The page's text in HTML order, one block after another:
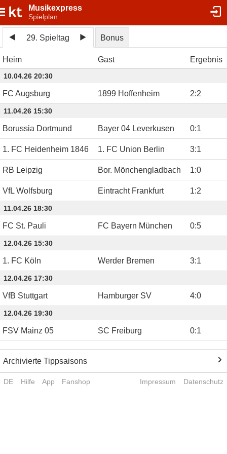
Musikexpress
Spielplan
29. Spieltag Bonus
Heim Gast Ergebnis
10.04.26 20:30
FC Augsburg 1899 Hoffenheim 2:2
11.04.26 15:30
Borussia Dortmund Bayer 04 Leverkusen 0:1
1. FC Heidenheim 1846 1. FC Union Berlin 3:1
RB Leipzig Bor. Mönchengladbach 1:0
VfL Wolfsburg Eintracht Frankfurt 1:2
11.04.26 18:30
FC St. Pauli FC Bayern München 0:5
12.04.26 15:30
1. FC Köln Werder Bremen 3:1
12.04.26 17:30
VfB Stuttgart Hamburger SV 4:0
12.04.26 19:30
FSV Mainz 05 SC Freiburg 0:1
Archivierte Tippsaisons
DE Hilfe App Fanshop Impressum Datenschutz